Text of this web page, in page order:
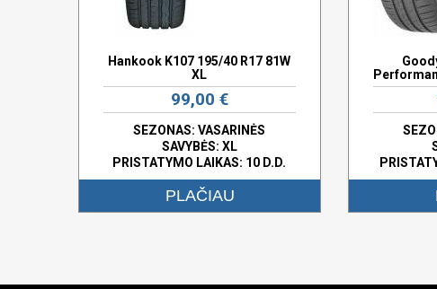
Hankook K107 195/40 R17 81W
XL
99,00 €
SEZONAS: VASARINĖS
SAVYBĖS: XL
PRISTATYMO LAIKAS: 10 D.D.
PLAČIAU